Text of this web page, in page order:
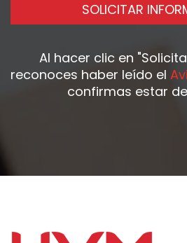
SOLICITAR
Al hacer clic en
reconoces haber leído el
confirmas estar